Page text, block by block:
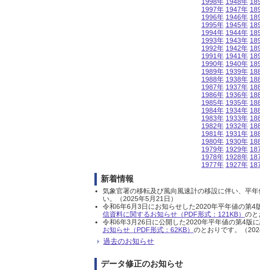
1997年
1996年
1995年
1994年
1993年
1992年
1991年
1990年
1989年
1988年
1987年
1986年
1985年
1984年
1983年
1982年
1981年
1980年
1979年
1978年
1977年
1947年
1946年
1945年
1944年
1943年
1942年
1941年
1940年
1939年
1938年
1937年
1936年
1935年
1934年
1933年
1932年
1931年
1930年
1929年
1928年
1927年
新着情報
気象官署の移転及び風向風速計の移設に伴い、平
い。（2025年5月21日）
令和6年6月3日にお知らせした2020年平年値の第4
信資料に関するお知らせ（PDF形式：121KB） のと
令和6年3月26日に公開した2020年平年値の第4版
お知らせ（PDF形式：62KB） のとおりです。（
過去のお知らせ
データ修正のお知らせ